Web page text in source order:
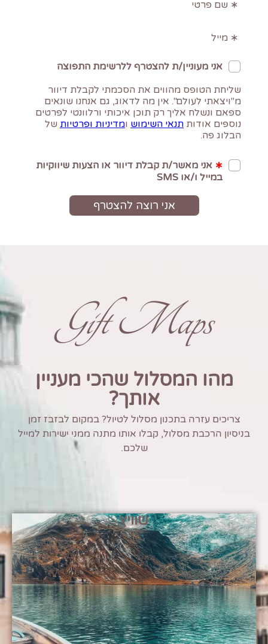
Gift Maps
מהו המסלול שהכי מעניין
אותך?
צריכים עזרה בתכנון מסלול לטיול? במקום לבזבז זמן
בניסיון הרכבת מסלול, קבלו אותו מתנה ממני ישירות למייל
שלכם.
שוויץ